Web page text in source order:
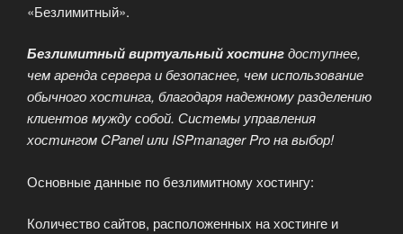
«Безлимитный».
Безлимитный виртуальный хостингдоступнее,
чем аренда сервера и безопаснее, чем использование
обычного хостинга, благодаря надежному разделению
клиентов мужду собой. Системы управления
хостингом CPanel или ISPmanager Pro на выбор!
Основные данные по безлимитному хостингу:
Количество сайтов, расположенных на хостинге и